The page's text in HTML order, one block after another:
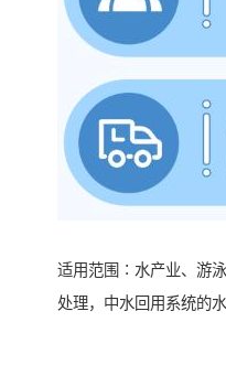
适用范围∶水产业、游
处理，中水回用系统的水